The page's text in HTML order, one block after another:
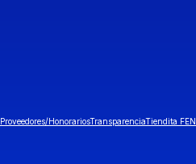
Proveedores/HonorariosTransparenciaTiendita FEN